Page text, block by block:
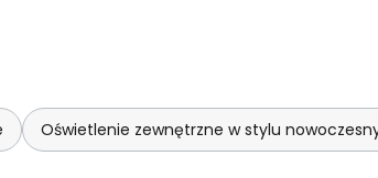
Oświetlenie zewnętrzne w stylu